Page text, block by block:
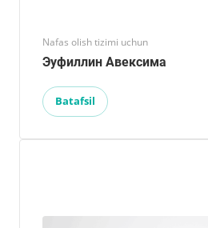
Nafas olish tizimi uchun
Эуфиллин Авексима
Batafsil